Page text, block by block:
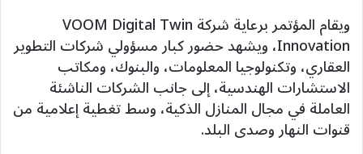
ويقام المؤتمر برعاية شركة VOOM Digital Twin
Innovation، ويشهد حضور كبار مسؤولي شركات التطوير
العقاري، وتكنولوجيا المعلومات، والبنوك، ومكاتب
الاستشارات الهندسية، إلى جانب الشركات الناشئة
العاملة في مجال المنازل الذكية، وسط تغطية إعلامية من
قنوات النهار وصدى البلد.